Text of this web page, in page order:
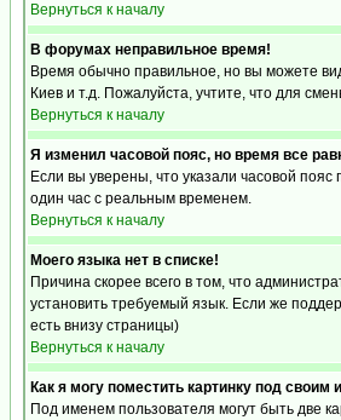
Вернуться к началу
В форумах неправильное время!
Время обычно правильное, но вы можете
Киев и т.д. Пожалуйста, учтите, что для
Вернуться к началу
Я изменил часовой пояс, но время все
Если вы уверены, что указали часовой
один час с реальным временем.
Вернуться к началу
Моего языка нет в списке!
Причина скорее всего в том, что
установить требуемый язык. Если же
есть внизу страницы)
Вернуться к началу
Как я могу поместить картинку под своим
Под именем пользователя могут быть две